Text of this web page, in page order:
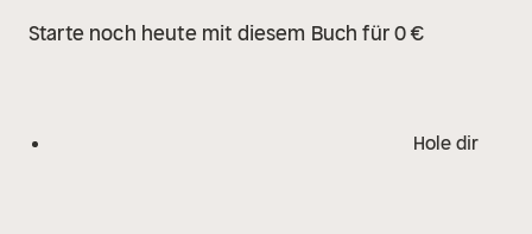
Wahlkampfs zwischen den "Freien Kulturpessimisten"
Starte noch heute mit diesem Buch für 0 €
Hole dir